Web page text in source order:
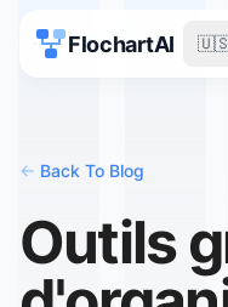
FlochartAI
<- Back To Blog
Outils